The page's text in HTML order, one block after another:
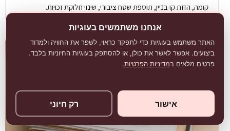
אנחנו משתמשים בעוגיות
האתר משתמש בעוגיות כדי לתפקד כראוי, לשפר את החוויה ולמדוד
ביצועים. אפשר לאשר את כולן, או להסתפק בעוגיות החיוניות בלבד.
פרטים מלאים במדיניות הפרטיות.
אישור רק חיוני
קומה, הזזת קו בניין, תוספת שטח ציבורי, שינוי חלוקת זכויות.